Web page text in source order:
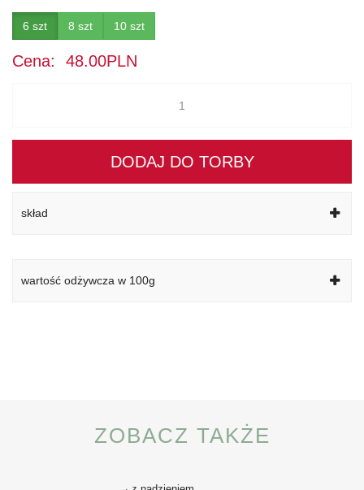
6 szt 8 szt 10 szt
Cena: 48.00PLN
DODAJ DO TORBY
skład
wartość odżywcza w 100g
ZOBACZ TAKŻE